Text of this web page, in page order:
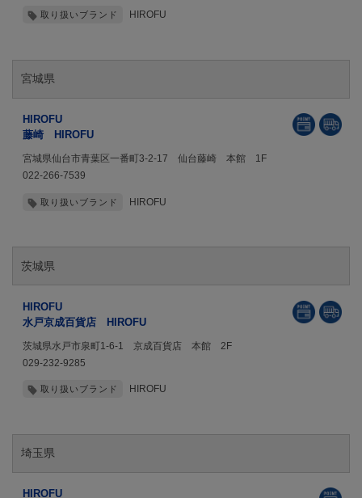
取り扱いブランド HIROFU
宮城県
HIROFU
藤崎 HIROFU
宮城県仙台市青葉区一番町3-2-17 仙台藤崎 本館 1F
022-266-7539
取り扱いブランド HIROFU
茨城県
HIROFU
水戸京成百貨店 HIROFU
茨城県水戸市泉町1-6-1 京成百貨店 本館 2F
029-232-9285
取り扱いブランド HIROFU
埼玉県
HIROFU